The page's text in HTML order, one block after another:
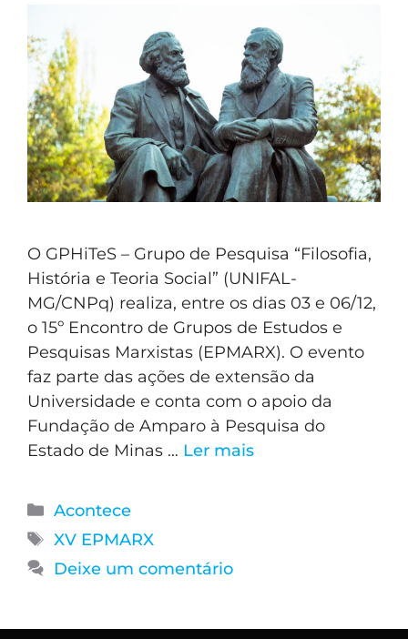
O GPHiTeS – Grupo de Pesquisa “Filosofia,
História e Teoria Social” (UNIFAL-
MG/CNPq) realiza, entre os dias 03 e 06/12,
o 15º Encontro de Grupos de Estudos e
Pesquisas Marxistas (EPMARX). O evento
faz parte das ações de extensão da
Universidade e conta com o apoio da
Fundação de Amparo à Pesquisa do
Estado de Minas … Ler mais
Acontece
XV EPMARX
Deixe um comentário